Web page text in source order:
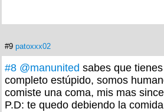
#9 patoxxx02
#8 @manunited sabes que
completo estúpido, somos
comiste una coma, mis mas
P.D: te quedo debiendo la